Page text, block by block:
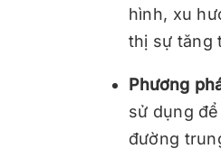
hình, xu
thị sự tăng
Phương
sử dụng
đường